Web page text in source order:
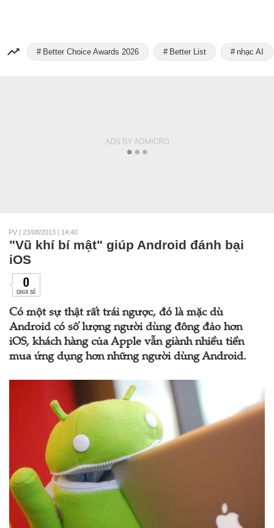
Better Choice Awards 2026 Better List nhạc AI
PV | 23/08/2013 | 14:40
"Vũ khí bí mật" giúp Android đánh bại
iOS
0
CHIA SẺ
Có một sự thật rất trái ngược, đó là mặc dù
Android có số lượng người dùng đông đảo hơn
iOS, khách hàng của Apple vẫn giành nhiều tiền
mua ứng dụng hơn những người dùng Android.